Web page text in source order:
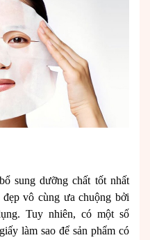
sung dưỡng chất tốt nhất
vô cùng ưa chuộng bởi
Tuy nhiên, có một số
làm sao để sản phẩm có